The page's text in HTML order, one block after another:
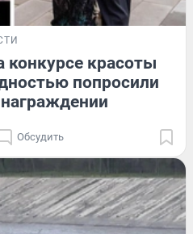
конкурсе красоты
попросили
Обсудить